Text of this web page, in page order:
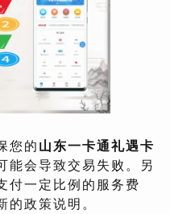
您的 山东一卡通礼遇卡
能会导致交易失败。另
付一定比例的服务费
的政策说明。